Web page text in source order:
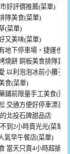
好評價推薦(菜單)
隊美食(菜單)
(菜單)
又美味(菜單)
地下停車場，捷運也
燒餅 銅板美食排隊買(
以利泡泡冰前小攤子(
食(菜單)
鋪前限量手工美食(菜
交通方便好停車漂亮
北投石牌甜品店
到2小時賣光光(菜單)
氣早午餐店(菜單)
當天只賣4小時超搶手